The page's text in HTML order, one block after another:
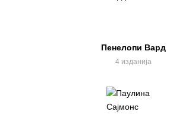
Пенелопи Вард
4 изданија